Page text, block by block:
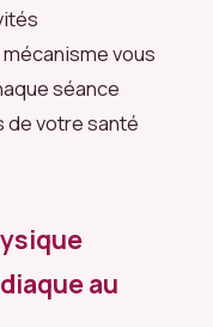
vous
séance
de votre santé
au